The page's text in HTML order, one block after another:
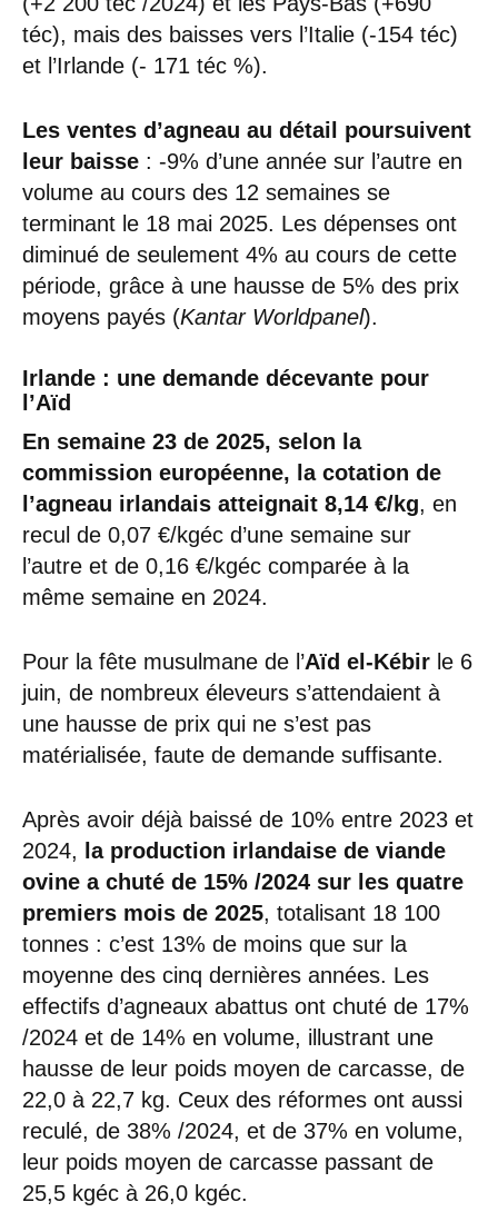
téc), mais des baisses vers l’Italie (-154 téc)
et l’Irlande (- 171 téc %).
Les ventes d’agneau au détail poursuivent
leur baisse : -9% d’une année sur l’autre en
volume au cours des 12 semaines se
terminant le 18 mai 2025. Les dépenses ont
diminué de seulement 4% au cours de cette
période, grâce à une hausse de 5% des prix
moyens payés (Kantar Worldpanel).
Irlande : une demande décevante pour
l’Aïd
En semaine 23 de 2025, selon la
commission européenne, la cotation de
l’agneau irlandais atteignait 8,14 €/kg, en
recul de 0,07 €/kgéc d’une semaine sur
l’autre et de 0,16 €/kgéc comparée à la
même semaine en 2024.
Pour la fête musulmane de l’Aïd el-Kébir le 6
juin, de nombreux éleveurs s’attendaient à
une hausse de prix qui ne s’est pas
matérialisée, faute de demande suffisante.
Après avoir déjà baissé de 10% entre 2023 et
2024,
la production irlandaise de viande
ovine a chuté de 15% /2024 sur les quatre
premiers mois de 2025, totalisant 18 100
tonnes : c’est 13% de moins que sur la
moyenne des cinq dernières années. Les
effectifs d’agneaux abattus ont chuté de 17%
/2024 et de 14% en volume, illustrant une
hausse de leur poids moyen de carcasse, de
22,0 à 22,7 kg. Ceux des réformes ont aussi
reculé, de 38% /2024, et de 37% en volume,
leur poids moyen de carcasse passant de
25,5 kgéc à 26,0 kgéc.